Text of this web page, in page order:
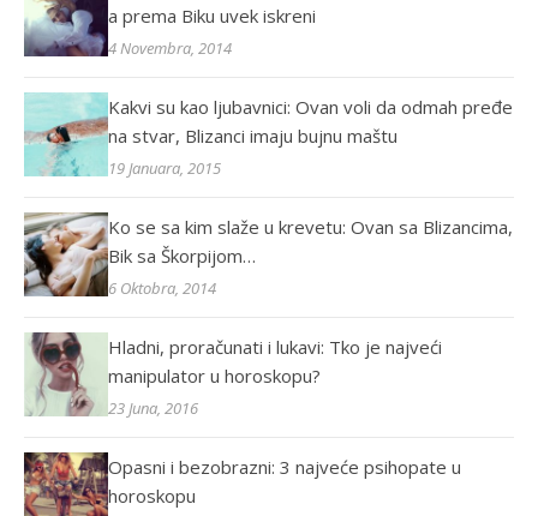
a prema Biku uvek iskreni
4 Novembra, 2014
Kakvi su kao ljubavnici: Ovan voli da odmah pređe
na stvar, Blizanci imaju bujnu maštu
19 Januara, 2015
Ko se sa kim slaže u krevetu: Ovan sa Blizancima,
Bik sa Škorpijom…
6 Oktobra, 2014
Hladni, proračunati i lukavi: Tko je najveći
manipulator u horoskopu?
23 Juna, 2016
Opasni i bezobrazni: 3 najveće psihopate u
horoskopu